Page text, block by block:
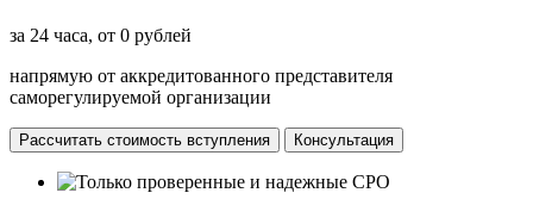
за 24 часа, от 0 рублей
напрямую от аккредитованного представителя
саморегулируемой организации
Рассчитать стоимость вступления Консультация